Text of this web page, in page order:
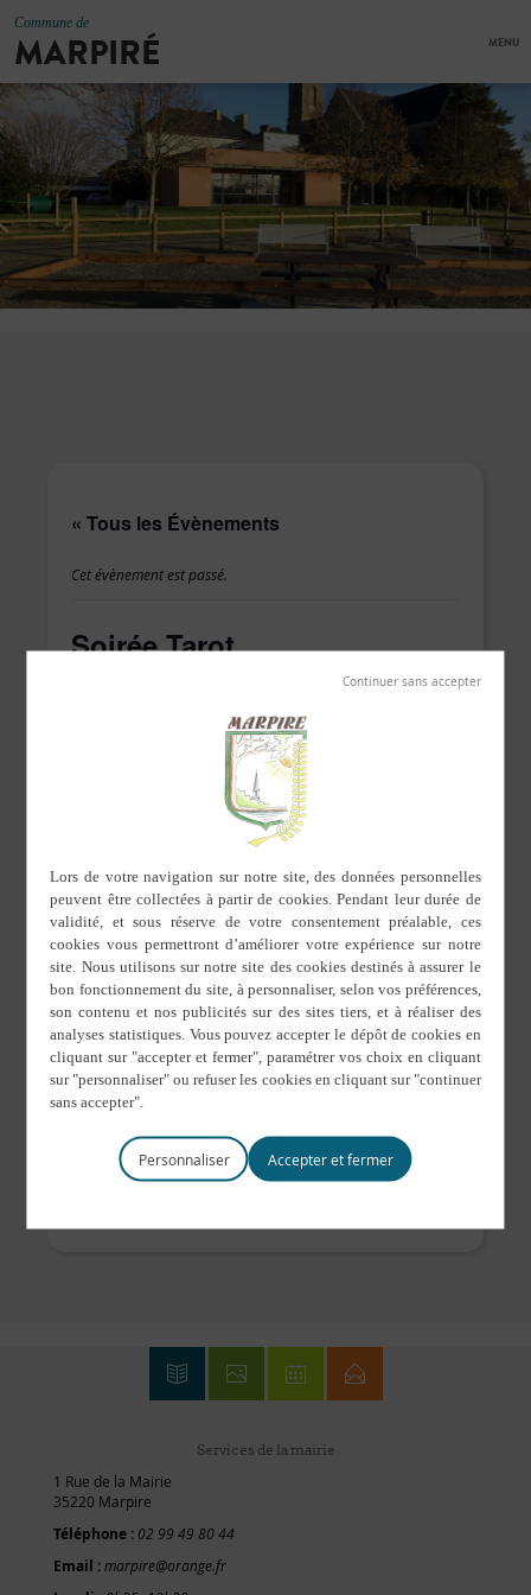
Commune de
MARPIRÉ MENU
« Tous les Évènements
Cet évènement est passé.
Soirée Tarot
23 h 55 min
Date :
16 mars 2018
Heure :
20 h 30 min à 23 h 55
min
LIEU
P’tyBistrot
Marpiré, 35220 France
ORGANISATEUR
Marpir’actions
Soirée Contes Traditionnels
du Québec et d’Acadie
Journée
Internationale des
fôrets
Services de la mairie
1 Rue de la Mairie
35220 Marpire
Téléphone : 02 99 49 80 44
Email :marpire@orange.fr
Personnaliser